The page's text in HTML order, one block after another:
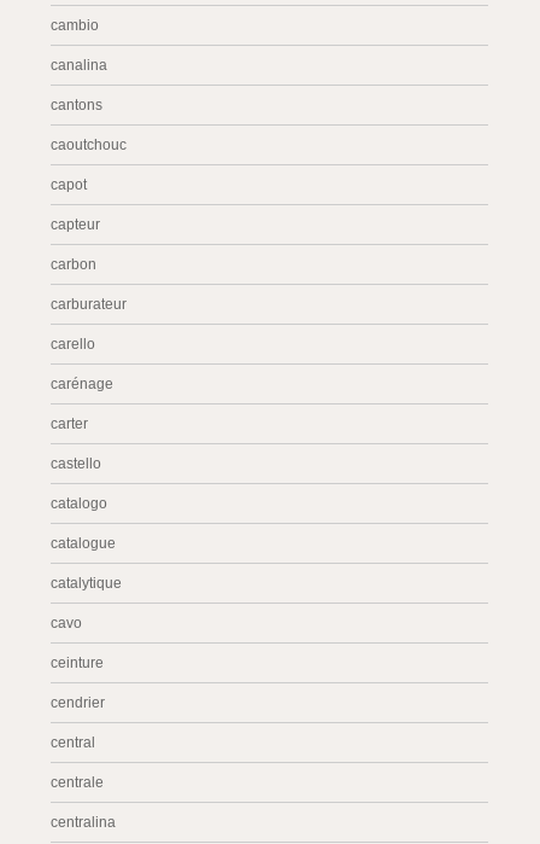
cambio
canalina
cantons
caoutchouc
capot
capteur
carbon
carburateur
carello
carénage
carter
castello
catalogo
catalogue
catalytique
cavo
ceinture
cendrier
central
centrale
centralina